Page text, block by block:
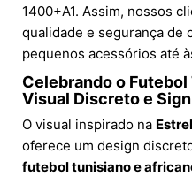
1400+A1. Assim, nossos
qualidade e segurança de
pequenos acessórios até
Celebrando o
Visual Discreto e
O visual inspirado na
oferece um design
futebol tunisiano e